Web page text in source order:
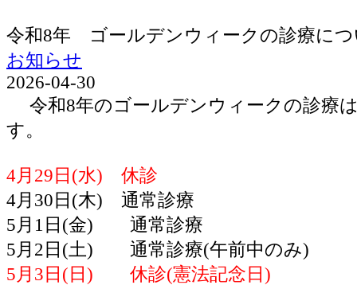
令和8年 ゴールデンウィークの診療に
お知らせ
2026-04-30
令和8年のゴールデンウィークの診療
す。
4月29日(水) 休診
4月30日(木) 通常診療
5月1日(金) 通常診療
5月2日(土) 通常診療(午前中のみ)
5月3日(日) 休診(憲法記念日)